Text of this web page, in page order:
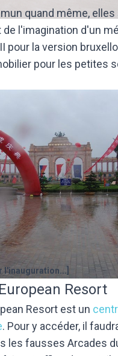
quand même,
de l'imagination d'un
pour la version
pour les petites
l'inauguration...]
Resort
Resort est un
. Pour y accéder, il
les fausses Arcades